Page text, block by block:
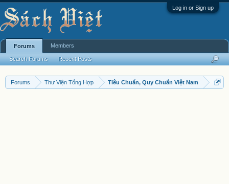
Log in or Sign up
Forums Thư Viện Tổng Hợp Tiêu Chuẩn, Quy Chuẩn Việt Nam
Forums
Search Forums Recent Posts
Members